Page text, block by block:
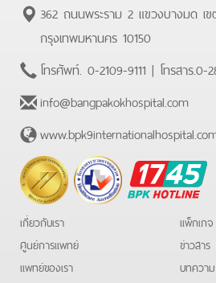
362 ถนนพระราม 2 แขวงบางมด เ
กรุงเทพมหานคร 10150
โทรศัพท์. 0-2109-9111 | โทรสาร.0-
info@bangpakokhospital.com
BPK
Hotline
เกี่ยวกับเรา
ศูนย์การแพทย์
แพทย์ของเรา
แพ็กเกจ
ข่าวสาร
บทความ